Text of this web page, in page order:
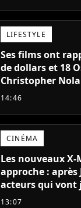
LIFESTYLE
Ses films ont
de dollars et 18
Christopher
tourner un genre
14:46
CINÉMA
Les nouveaux X-
approche : après
acteurs qui vont
Frost et Cyclope
13:07